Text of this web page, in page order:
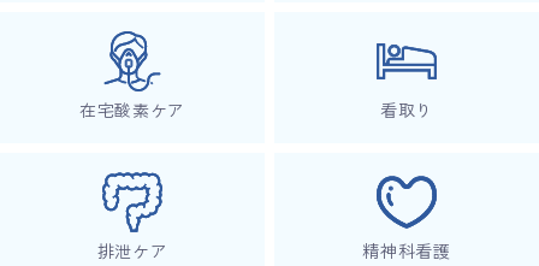
在宅酸素ケア 看取り
排泄ケア 精神科看護